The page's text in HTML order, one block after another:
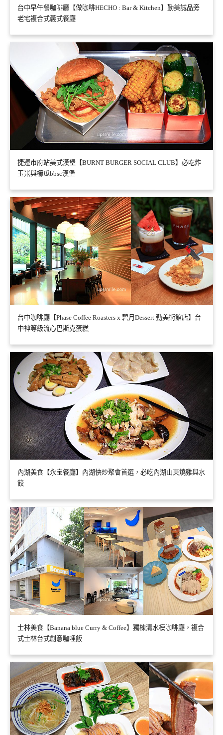
台中早午餐咖啡廳【做咖啡HECHO : Bar & Kitchen】勤美誠品旁
老宅複合式義式餐廳
捷運市府站美式漢堡【BURNT BURGER SOCIAL CLUB】必吃炸
玉米與櫛瓜bbsc漢堡
台中咖啡廳【Phase Coffee Roasters x 碧月Dessert 勤美術館店】台
中神等級流心巴斯克蛋糕
內湖美食【永宝餐廳】內湖快炒聚會首選，必吃內湖山東燒雞與水
餃
士林美食【Banana blue Curry & Coffee】獨棟清水模咖啡廳，複合
式士林台式創意咖哩飯